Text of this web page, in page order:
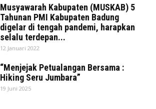
Musyawarah Kabupaten (MUSKAB) 5
Tahunan PMI Kabupaten Badung
digelar di tengah pandemi, harapkan
selalu terdepan...
12 Januari 2022
“Menjejak Petualangan Bersama :
Hiking Seru Jumbara”
19 Juni 2025